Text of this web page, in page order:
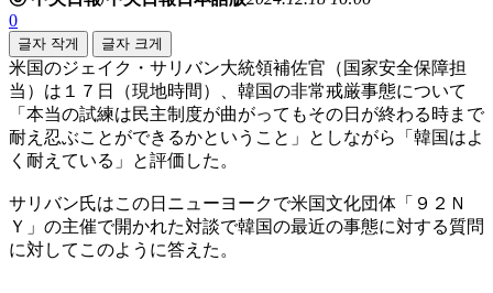
0
글자 작게 글자 크게
米国のジェイク・サリバン大統領補佐官（国家安全保障担
当）は１７日（現地時間）、韓国の非常戒厳事態について
「本当の試練は民主制度が曲がってもその日が終わる時まで
耐え忍ぶことができるかということ」としながら「韓国はよ
く耐えている」と評価した。
サリバン氏はこの日ニューヨークで米国文化団体「９２Ｎ
Ｙ」の主催で開かれた対談で韓国の最近の事態に対する質問
に対してこのように答えた。